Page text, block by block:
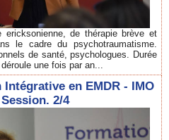
ericksonienne, de thérapie brève et
le cadre du psychotraumatisme.
de santé, psychologues. Durée
une fois par an...
en EMDR - IMO
2/4